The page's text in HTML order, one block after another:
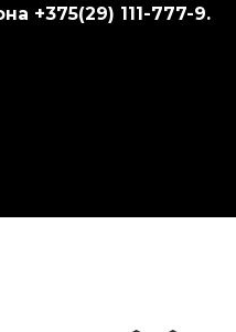
+375(29) 111-777-9.